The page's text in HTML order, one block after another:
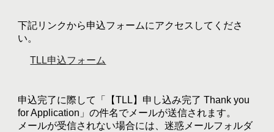
下記リンクから申込フォームにアクセスしてくださ
い。
TLL申込フォーム
申込完了に際して「【TLL】申し込み完了 Thank you
for Application」の件名でメールが送信されます。
メールが受信されない場合には、迷惑メールフォルダ